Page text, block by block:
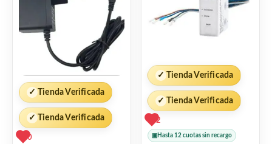
✓ Tienda Verificada
✓ Tienda Verificada
0
✓ Tienda Verificada
✓ Tienda Verificada
2
▣ Hasta 12 cuotas sin recargo